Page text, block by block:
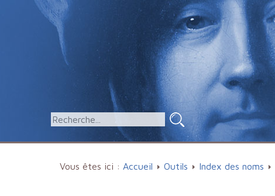
Vous êtes ici : Accueil Outils Index des noms